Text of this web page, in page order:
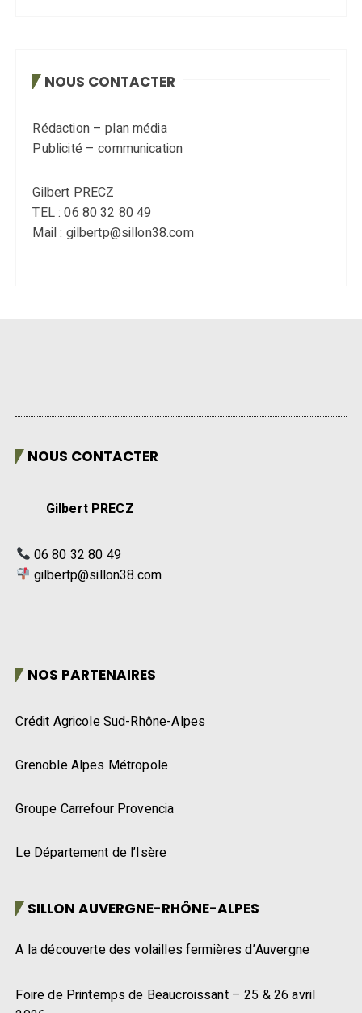
NOUS CONTACTER
Rédaction – plan média
Publicité – communication
Gilbert PRECZ
TEL : 06 80 32 80 49
Mail : gilbertp@sillon38.com
NOUS CONTACTER
Gilbert PRECZ
06 80 32 80 49
gilbertp@sillon38.com
NOS PARTENAIRES
Crédit Agricole Sud-Rhône-Alpes
Grenoble Alpes Métropole
Groupe Carrefour Provencia
Le Département de l’Isère
SILLON AUVERGNE-RHÔNE-ALPES
A la découverte des volailles fermières d’Auvergne
Foire de Printemps de Beaucroissant – 25 & 26 avril